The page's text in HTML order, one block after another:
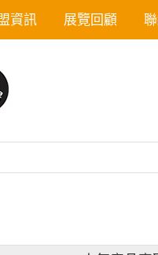
資訊 展覽回顧